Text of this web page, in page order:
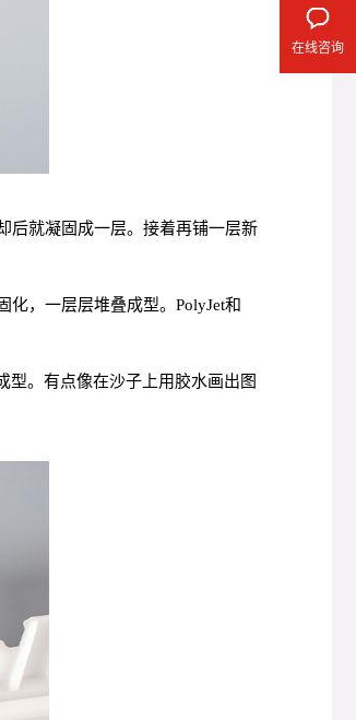
后就凝固成一层。接着再铺一层新
，一层层堆叠成型。PolyJet和
型。有点像在沙子上用胶水画出图
在线咨询